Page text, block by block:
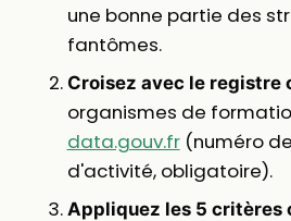
une bonne partie des
fantômes.
Croisez avec le registre
organismes de
data.gouv.fr(numéro
d'activité, obligatoire).
Appliquez les 5 critères